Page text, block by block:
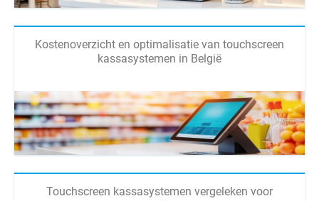
Kostenoverzicht en optimalisatie van touchscreen
kassasystemen in België
Touchscreen kassasystemen vergeleken voor